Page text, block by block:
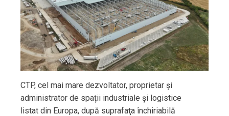
CTP, cel mai mare dezvoltator, proprietar și
administrator de spații industriale și logistice
listat din Europa, după suprafaţa închiriabilă